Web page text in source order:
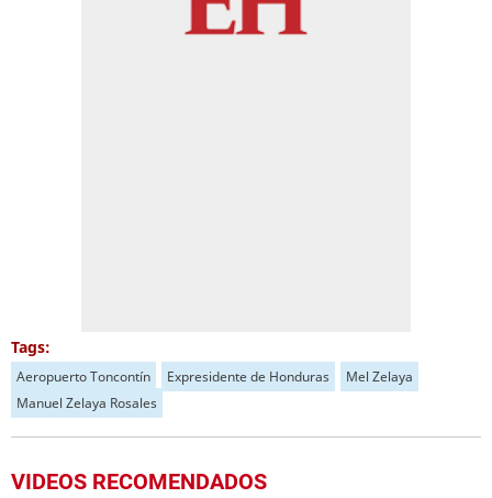
Tags:
Aeropuerto Toncontín Expresidente de Honduras
Mel Zelaya
Manuel Zelaya Rosales
VIDEOS RECOMENDADOS